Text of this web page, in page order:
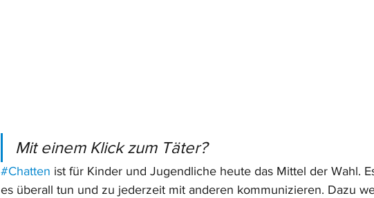
Mit einem Klick zum Täter?
#Chatten ist für Kinder und Jugendliche heute das Mittel der Wahl.
es überall tun und zu jederzeit mit anderen kommunizieren. Dazu